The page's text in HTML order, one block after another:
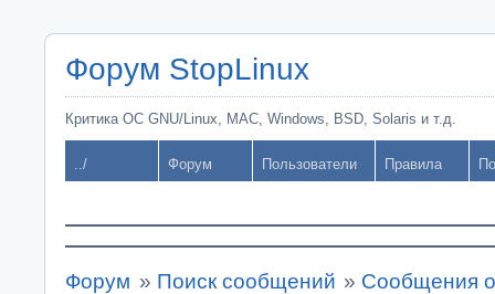
Форум StopLinux
Критика ОС GNU/Linux, MAC, Windows, BSD, Solaris и т.д.
../ Форум Пользователи Правила
Форум » Поиск сообщений » Сообщения